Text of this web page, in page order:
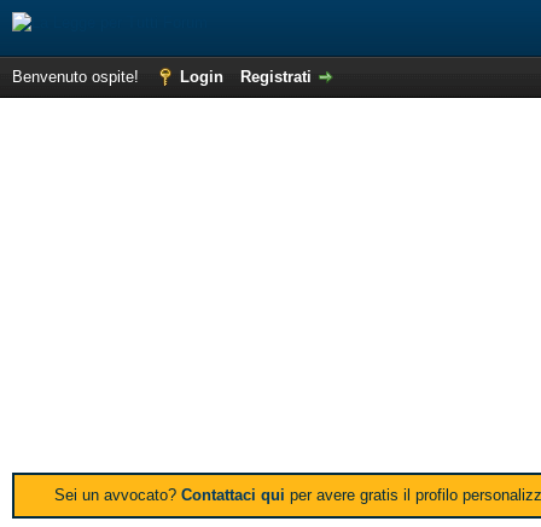
Benvenuto ospite! Login Registrati
Sei un avvocato? Contattaci qui per avere gratis il profilo